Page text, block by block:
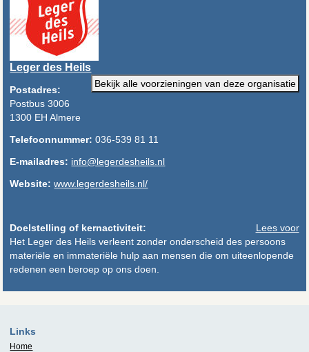
Leger des Heils
Bekijk alle voorzieningen van deze organisatie
Postadres:
Postbus 3006
1300 EH Almere
Telefoonnummer: 036-539 81 11
E-mailadres: info@legerdesheils.nl
Website: www.legerdesheils.nl/
Lees voor
Doelstelling of kernactiviteit:
Het Leger des Heils verleent zonder onderscheid des persoons
materiële en immateriële hulp aan mensen die om uiteenlopende
redenen een beroep op ons doen.
Links
Home